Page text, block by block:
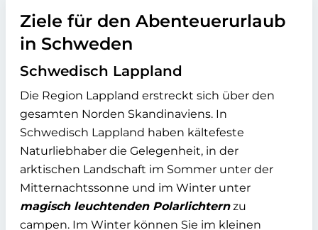
Ziele für den Abenteuerurlaub
in Schweden
Schwedisch Lappland
Die Region Lappland erstreckt sich über den
gesamten Norden Skandinaviens. In
Schwedisch Lappland haben kältefeste
Naturliebhaber die Gelegenheit, in der
arktischen Landschaft im Sommer unter der
Mitternachtssonne und im Winter unter
magisch leuchtenden Polarlichternzu
campen. Im Winter können Sie im kleinen